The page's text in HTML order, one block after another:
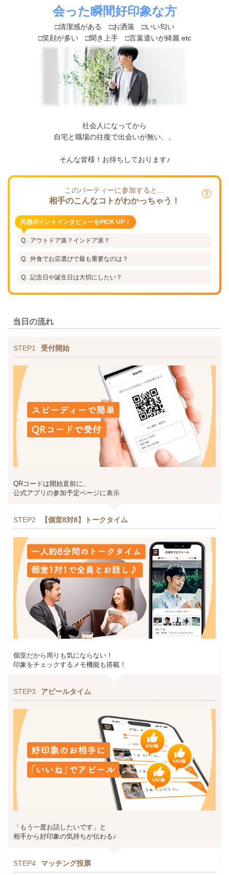
会った瞬間好印象な方
□清潔感がある □お洒落 □いい匂い
□笑顔が多い □聞き上手 □言葉遣いが綺麗 etc
社会人になってから
自宅と職場の往復で出会いが無い、、
そんな皆様！お待ちしております♪
このパーティーに参加すると…
相手のこんなコトがわかっちゃう！
共感ポイントインタビューをPICK UP！
アウトドア派？インドア派？
外食でお店選びで最も重要なのは？
記念日や誕生日は大切にしたい？
当日の流れ
STEP1 受付開始
QRコードは開始直前に、
公式アプリの参加予定ページに表示
STEP2 【個室8対8】トークタイム
個室だから周りも気にならない！
印象をチェックするメモ機能も搭載！
STEP3 アピールタイム
「もう一度お話したいです」と
相手から好印象の気持ちが伝わる♪
STEP4 マッチング投票